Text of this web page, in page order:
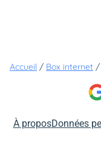
Accueil / Box internet /
À proposDonnées